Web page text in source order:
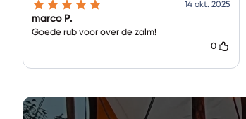
14 okt. 2025
marco P.
Goede rub voor over de zalm!
0